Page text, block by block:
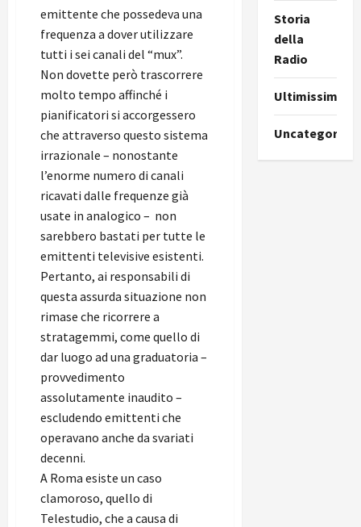
emittente che possedeva una
frequenza a dover utilizzare
tutti i sei canali del “mux”.
Non dovette però trascorrere
molto tempo affinché i
pianificatori si accorgessero
che attraverso questo sistema
irrazionale – nonostante
l’enorme numero di canali
ricavati dalle frequenze già
usate in analogico – non
sarebbero bastati per tutte le
emittenti televisive esistenti.
Pertanto, ai responsabili di
questa assurda situazione non
rimase che ricorrere a
stratagemmi, come quello di
dar luogo ad una graduatoria –
provvedimento
assolutamente inaudito –
escludendo emittenti che
operavano anche da svariati
decenni.
A Roma esiste un caso
clamoroso, quello di
Telestudio, che a causa di
Storia
della
Radio
Ultimissime
Uncategorized